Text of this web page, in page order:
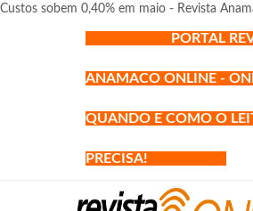
Custos sobem 0,40% em maio - Revista
PORTAL
ANAMACO ONLINE -
QUANDO E COMO O
PRECISA!